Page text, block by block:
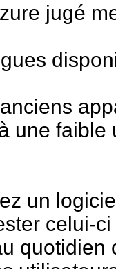
jugé
une faible
un
celui-
quotidien